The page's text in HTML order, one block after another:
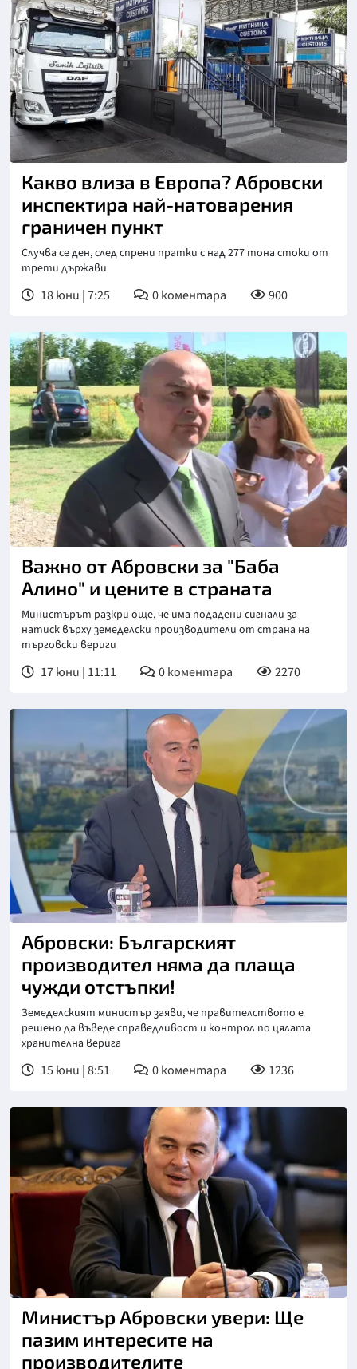
Какво влиза в Европа? Абровски
инспектира най-натоварения
граничен пункт
Случва се ден, след спрени пратки с над 277 тона стоки от
трети държави
18 юни | 7:25 0коментара 900
Снимка: NOVA
Важно от Абровски за "Баба
Алино" и цените в страната
Министърът разкри още, че има подадени сигнали за
натиск върху земеделски производители от страна на
търговски вериги
17 юни | 11:11 0коментара 2270
Снимка: БНТ
Абровски: Българският
производител няма да плаща
чужди отстъпки!
Земеделският министър заяви, че правителството е
решено да въведе справедливост и контрол по цялата
хранителна верига
15 юни | 8:51 0коментара 1236
Министър Абровски увери: Ще
пазим интересите на
производителите